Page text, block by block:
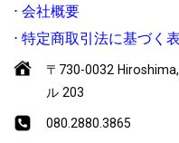
⋅ 会社概要
⋅ 特定商取引法に基づく
〒730-0032
ル 203
080.2880.3865